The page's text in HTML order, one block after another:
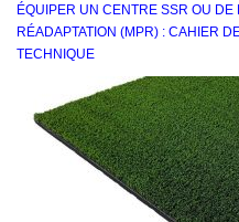
ÉQUIPER UN CENTRE SSR OU
RÉADAPTATION (MPR) : CAHIER
TECHNIQUE